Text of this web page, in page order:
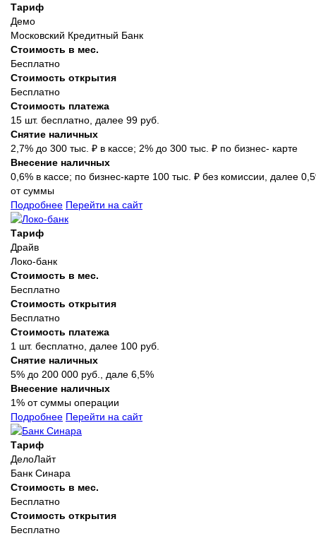
Тариф
Демо
Московский Кредитный Банк
Стоимость в мес.
Бесплатно
Стоимость открытия
Бесплатно
Стоимость платежа
15 шт. бесплатно, далее 99 руб.
Снятие наличных
2,7% до 300 тыс. ₽ в кассе; 2% до 300 тыс. ₽ по бизнес- карте
Внесение наличных
0,6% в кассе; по бизнес-карте 100 тыс. ₽ без комиссии, далее
от суммы
Подробнее Перейти на сайт
Тариф
Драйв
Локо-банк
Стоимость в мес.
Бесплатно
Стоимость открытия
Бесплатно
Стоимость платежа
1 шт. бесплатно, далее 100 руб.
Снятие наличных
5% до 200 000 руб., дале 6,5%
Внесение наличных
1% от суммы операции
Подробнее Перейти на сайт
Тариф
ДелоЛайт
Банк Синара
Стоимость в мес.
Бесплатно
Стоимость открытия
Бесплатно